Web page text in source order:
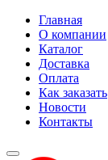
Главная
О компании
Каталог
Доставка
Оплата
Как заказать
Новости
Контакты